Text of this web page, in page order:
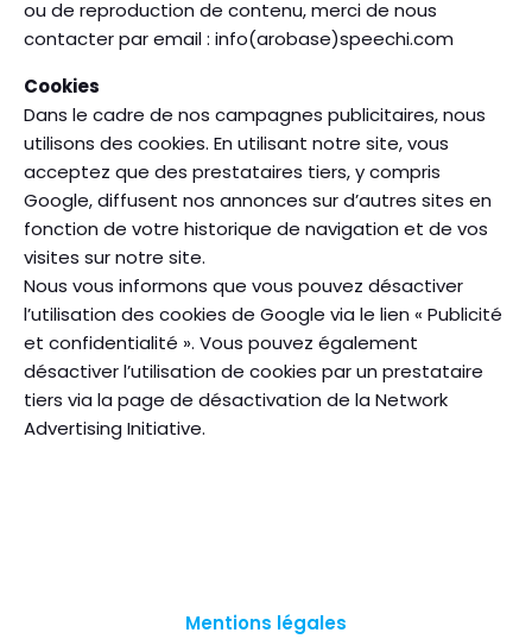
ou de reproduction de contenu, merci de nous
contacter par email : info(arobase)speechi.com
Cookies
Dans le cadre de nos campagnes publicitaires, nous
utilisons des cookies. En utilisant notre site, vous
acceptez que des prestataires tiers, y compris
Google, diffusent nos annonces sur d’autres sites en
fonction de votre historique de navigation et de vos
visites sur notre site.
Nous vous informons que vous pouvez désactiver
l’utilisation des cookies de Google via le lien « Publicité
et confidentialité ». Vous pouvez également
désactiver l’utilisation de cookies par un prestataire
tiers via la page de désactivation de la Network
Advertising Initiative.
Mentions légales